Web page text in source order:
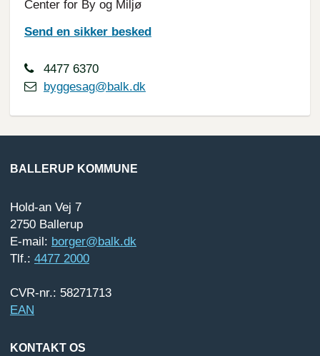
Center for By og Miljø
Send en sikker besked
4477 6370
byggesag@balk.dk
BALLERUP KOMMUNE
Hold-an Vej 7
2750 Ballerup
E-mail: borger@balk.dk
Tlf.: 4477 2000
CVR-nr.: 58271713
EAN
KONTAKT OS